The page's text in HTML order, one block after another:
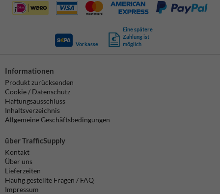
Vorkasse
Eine spätere
Zahlung ist
möglich
Informationen
Produkt zurücksenden
Cookie / Datenschutz
Haftungsausschluss
Inhaltsverzeichnis
Allgemeine Geschäftsbedingungen
über TrafficSupply
Kontakt
Über uns
Lieferzeiten
Häufig gestellte Fragen / FAQ
Impressum